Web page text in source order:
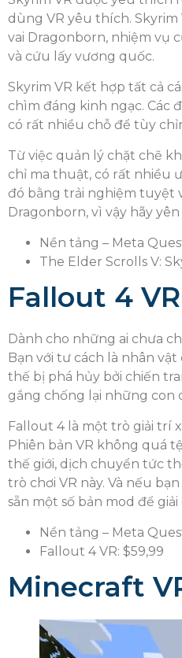
dùng VR yêu thích. Skyrim
vai Dragonborn, nhiệm vụ
và cứu lấy vương quốc.
Skyrim VR kết hợp tất cả
chìm đáng kinh ngạc. Các
có rất nhiều chỗ để tùy
Từ việc quản lý chặt chẽ
chỉ ma thuật, có rất nhiều
đó bằng trải nghiệm tuyệt
Dragonborn, vì vậy hãy
Nền tảng – Meta
The Elder Scrolls V:
Fallout 4 VR
Dành cho những ai chưa
Bạn với tư cách là nhân
thế bị phá hủy bởi chiến
gắng chống lại những con
Fallout 4 là một trò giải trí
Phiên bản VR không quá
thế giới, dịch chuyển tức
trò chơi VR này. Và nếu
sẵn một số bản mod để
Nền tảng – Meta
Fallout 4 VR: $59,99
Minecraft